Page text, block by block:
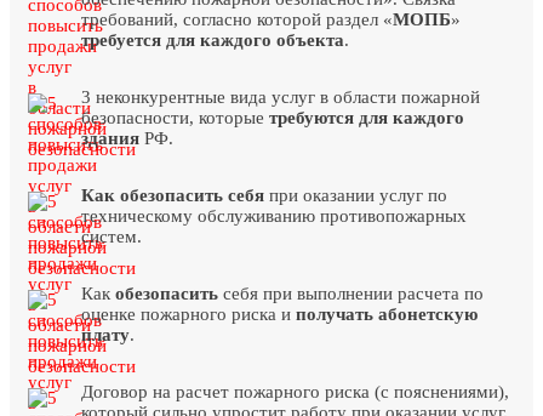
требований, согласно которой раздел «МОПБ»
требуется для каждого объекта.
3 неконкурентные вида услуг в области пожарной
безопасности, которые требуются для каждого
здания РФ.
Как обезопасить себя при оказании услуг по
техническому обслуживанию противопожарных
систем.
Как обезопасить себя при выполнении расчета по
оценке пожарного риска и получать абонетскую
плату.
Договор на расчет пожарного риска (с пояснениями),
который сильно упростит работу при оказании услуг.